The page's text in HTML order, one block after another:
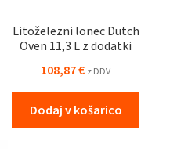
Litoželezni lonec Dutch
Oven 11,3 L z dodatki
108,87€ z DDV
Dodaj v košarico